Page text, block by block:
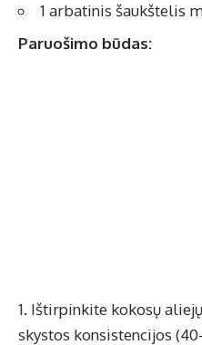
1 arbatinis šaukštelis
Paruošimo būdas:
Ištirpinkite kokosų
skystos konsistencijos